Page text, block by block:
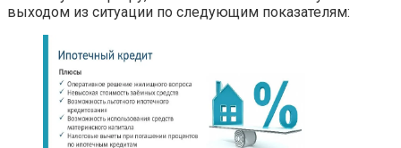
выходом из ситуации по следующим показателям: